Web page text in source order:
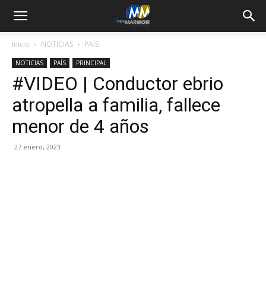
Inicio NOTICIAS PAÍS
NOTICIAS PAÍS PRINCIPAL
#VIDEO | Conductor ebrio
atropella a familia, fallece
menor de 4 años
27 enero, 2023